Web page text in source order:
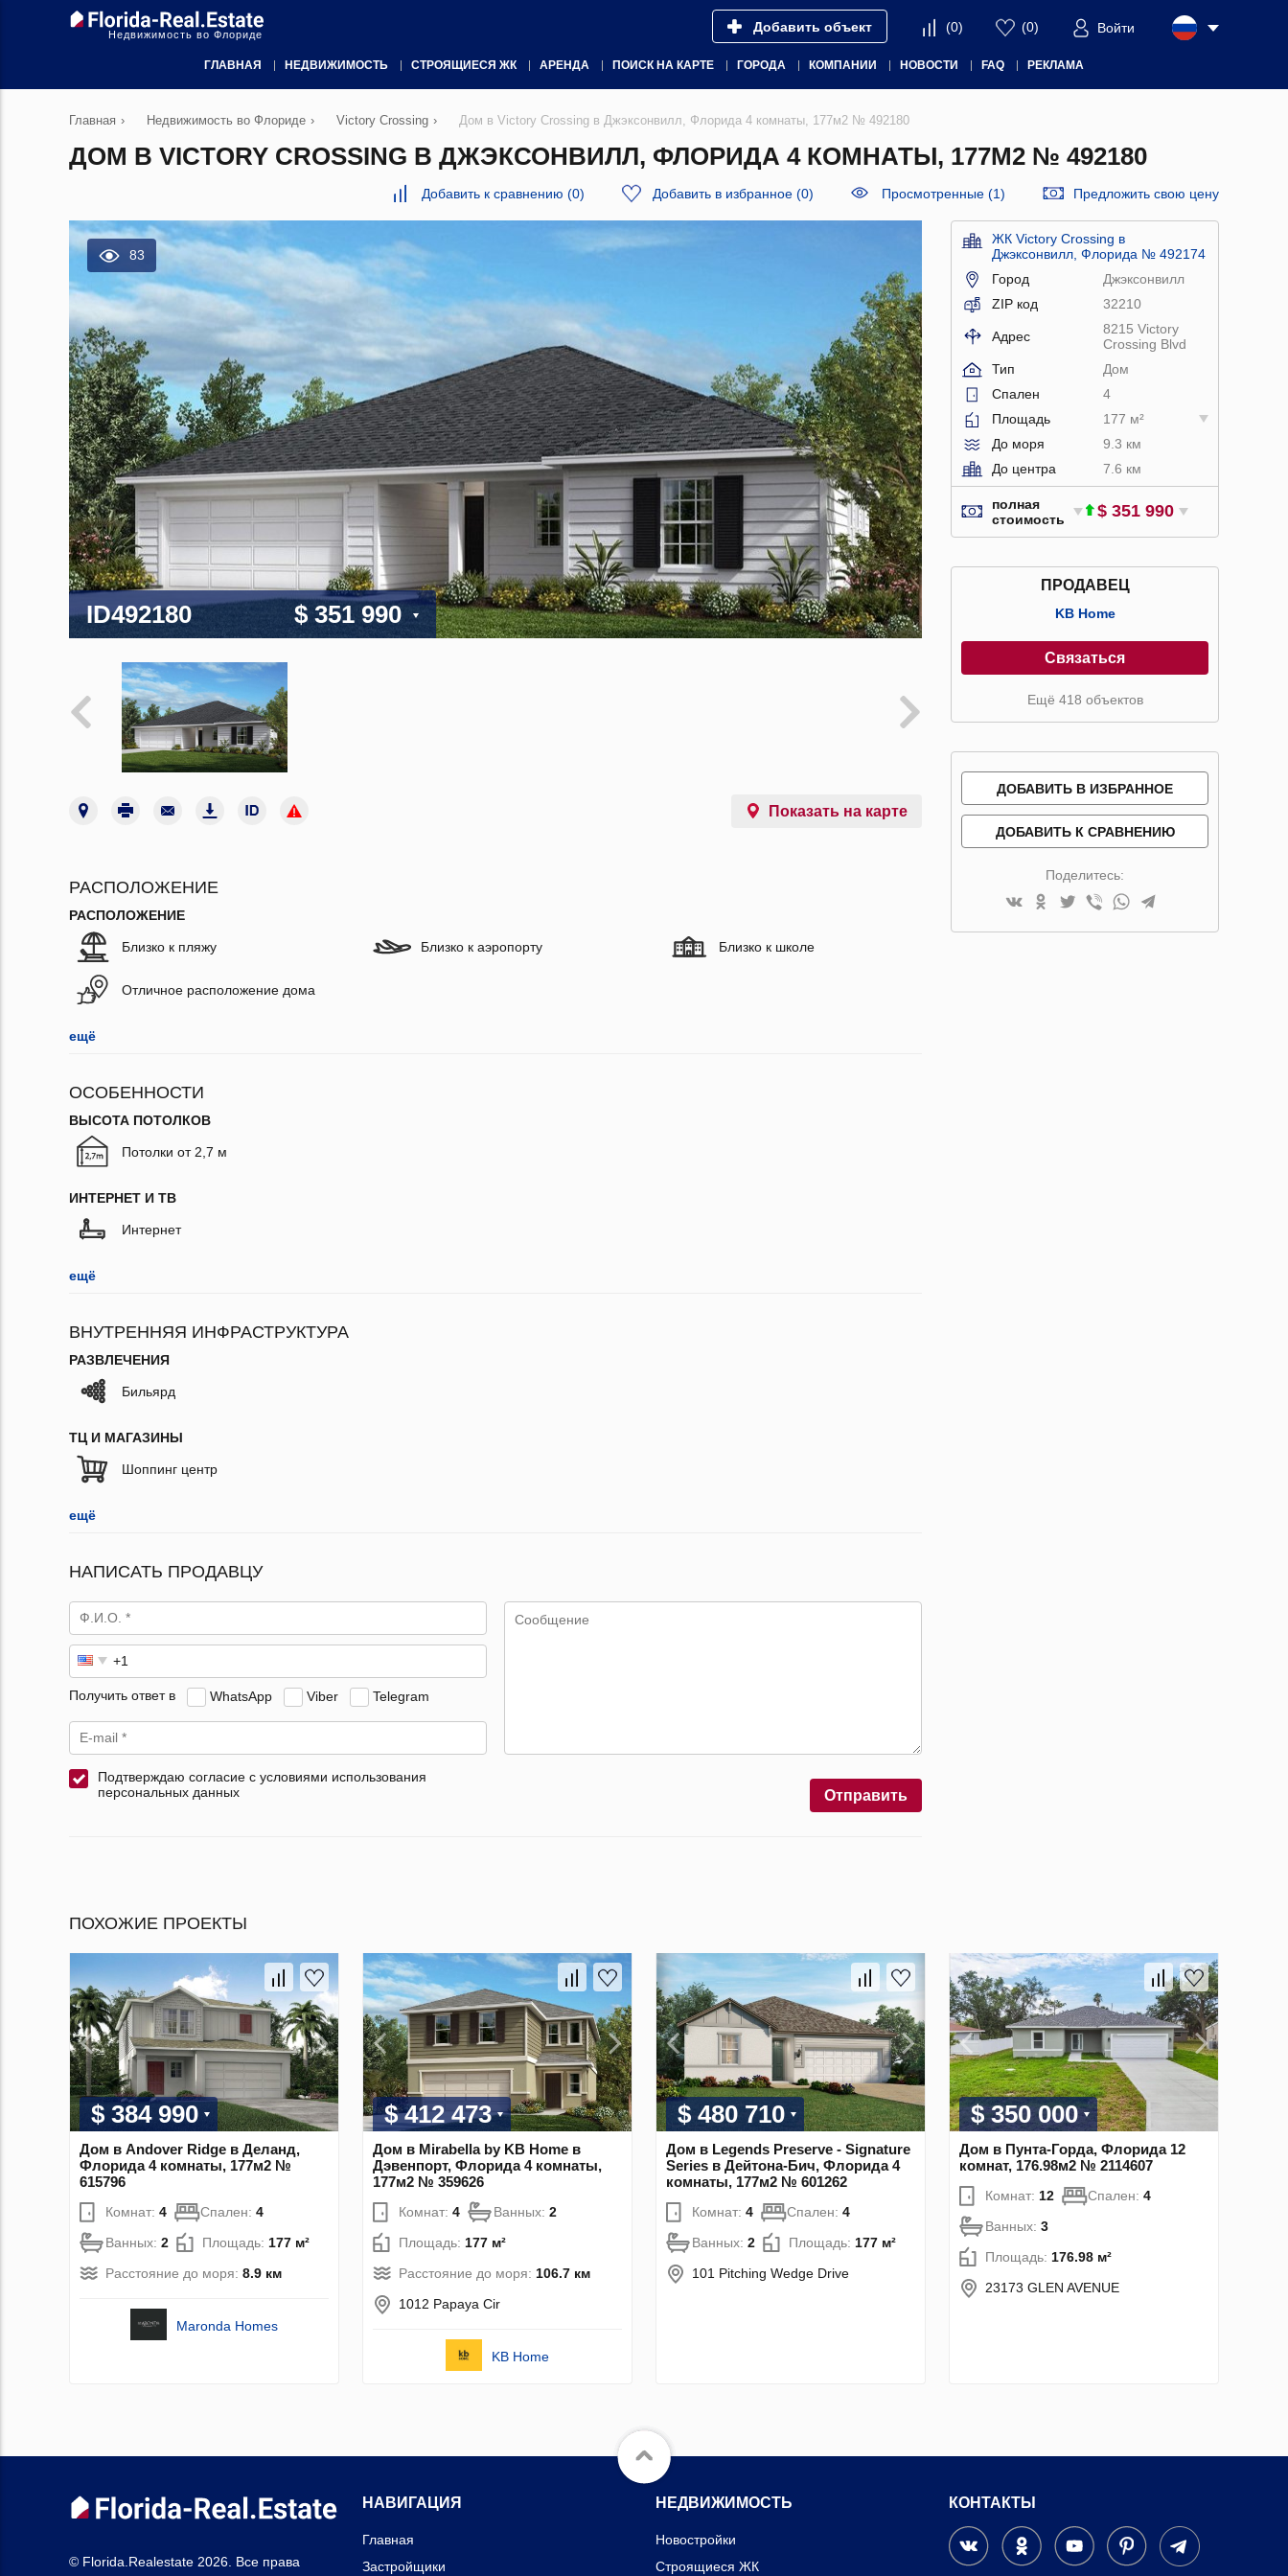
Недвижимость во Флориде Добавить объект (0) (0) Войти
ГЛАВНАЯ НЕДВИЖИМОСТЬ СТРОЯЩИЕСЯ ЖК АРЕНДА ПОИСК НА КАРТЕ ГОРОДА КОМПАНИИ НОВОСТИ FAQ РЕКЛАМА
Главная › Недвижимость во Флориде › Victory Crossing › Дом в Victory Crossing в Джэксонвилл, Флорида 4 комнаты, 177м2 № 492180
ДОМ В VICTORY CROSSING В ДЖЭКСОНВИЛЛ, ФЛОРИДА 4 КОМНАТЫ, 177М2 № 492180
Добавить к сравнению (0) Добавить в избранное (0) Просмотренные (1) Предложить свою цену
83
ID492180 $ 351 990
Показать на карте
РАСПОЛОЖЕНИЕ
РАСПОЛОЖЕНИЕ
Близко к пляжу Близко к аэропорту Близко к школе
Отличное расположение дома
ещё
ОСОБЕННОСТИ
ВЫСОТА ПОТОЛКОВ
Потолки от 2,7 м
ИНТЕРНЕТ И ТВ
Интернет
ещё
ВНУТРЕННЯЯ ИНФРАСТРУКТУРА
РАЗВЛЕЧЕНИЯ
Бильярд
ТЦ И МАГАЗИНЫ
Шоппинг центр
ещё
НАПИСАТЬ ПРОДАВЦУ
Получить ответ в WhatsApp Viber Telegram
Подтверждаю согласие с условиями использования
персональных данных
Отправить
ЖК Victory Crossing в
Джэксонвилл, Флорида № 492174
Город
Джэксонвилл
ZIP код
32210
Адрес
8215 Victory
Crossing Blvd
Тип
Дом
Спален
4
Площадь
177 м²
До моря
9.3 км
До центра
7.6 км
полная
стоимость
$ 351 990
ПРОДАВЕЦ
KB Home
Связаться
Ещё 418 объектов
ДОБАВИТЬ В ИЗБРАННОЕ
ДОБАВИТЬ К СРАВНЕНИЮ
Поделитесь:
ПОХОЖИЕ ПРОЕКТЫ
$ 384 990
Дом в Andover Ridge в Деланд,
Флорида 4 комнаты, 177м2 №
615796
Комнат: 4 Спален: 4
Ванных: 2 Площадь: 177 м²
Расстояние до моря: 8.9 км
Maronda Homes
$ 412 473
Дом в Mirabella by KB Home в
Дэвенпорт, Флорида 4 комнаты,
177м2 № 359626
Комнат: 4 Ванных: 2
Площадь: 177 м²
Расстояние до моря: 106.7 км
1012 Papaya Cir
KB Home
$ 480 710
Дом в Legends Preserve - Signature
Series в Дейтона-Бич, Флорида 4
комнаты, 177м2 № 601262
Комнат: 4 Спален: 4
Ванных: 2 Площадь: 177 м²
101 Pitching Wedge Drive
$ 350 000
Дом в Пунта-Горда, Флорида 12
комнат, 176.98м2 № 2114607
Комнат: 12 Спален: 4
Ванных: 3
Площадь: 176.98 м²
23173 GLEN AVENUE
© Florida.Realestate 2026. Все права
НАВИГАЦИЯ
Главная
Застройщики
НЕДВИЖИМОСТЬ
Новостройки
Строящиеся ЖК
КОНТАКТЫ